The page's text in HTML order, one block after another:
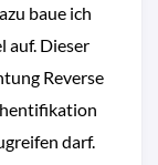
baue ich
auf. Dieser
Reverse
darf.